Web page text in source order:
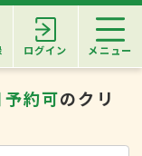
ログイン メニュー
約可のクリ